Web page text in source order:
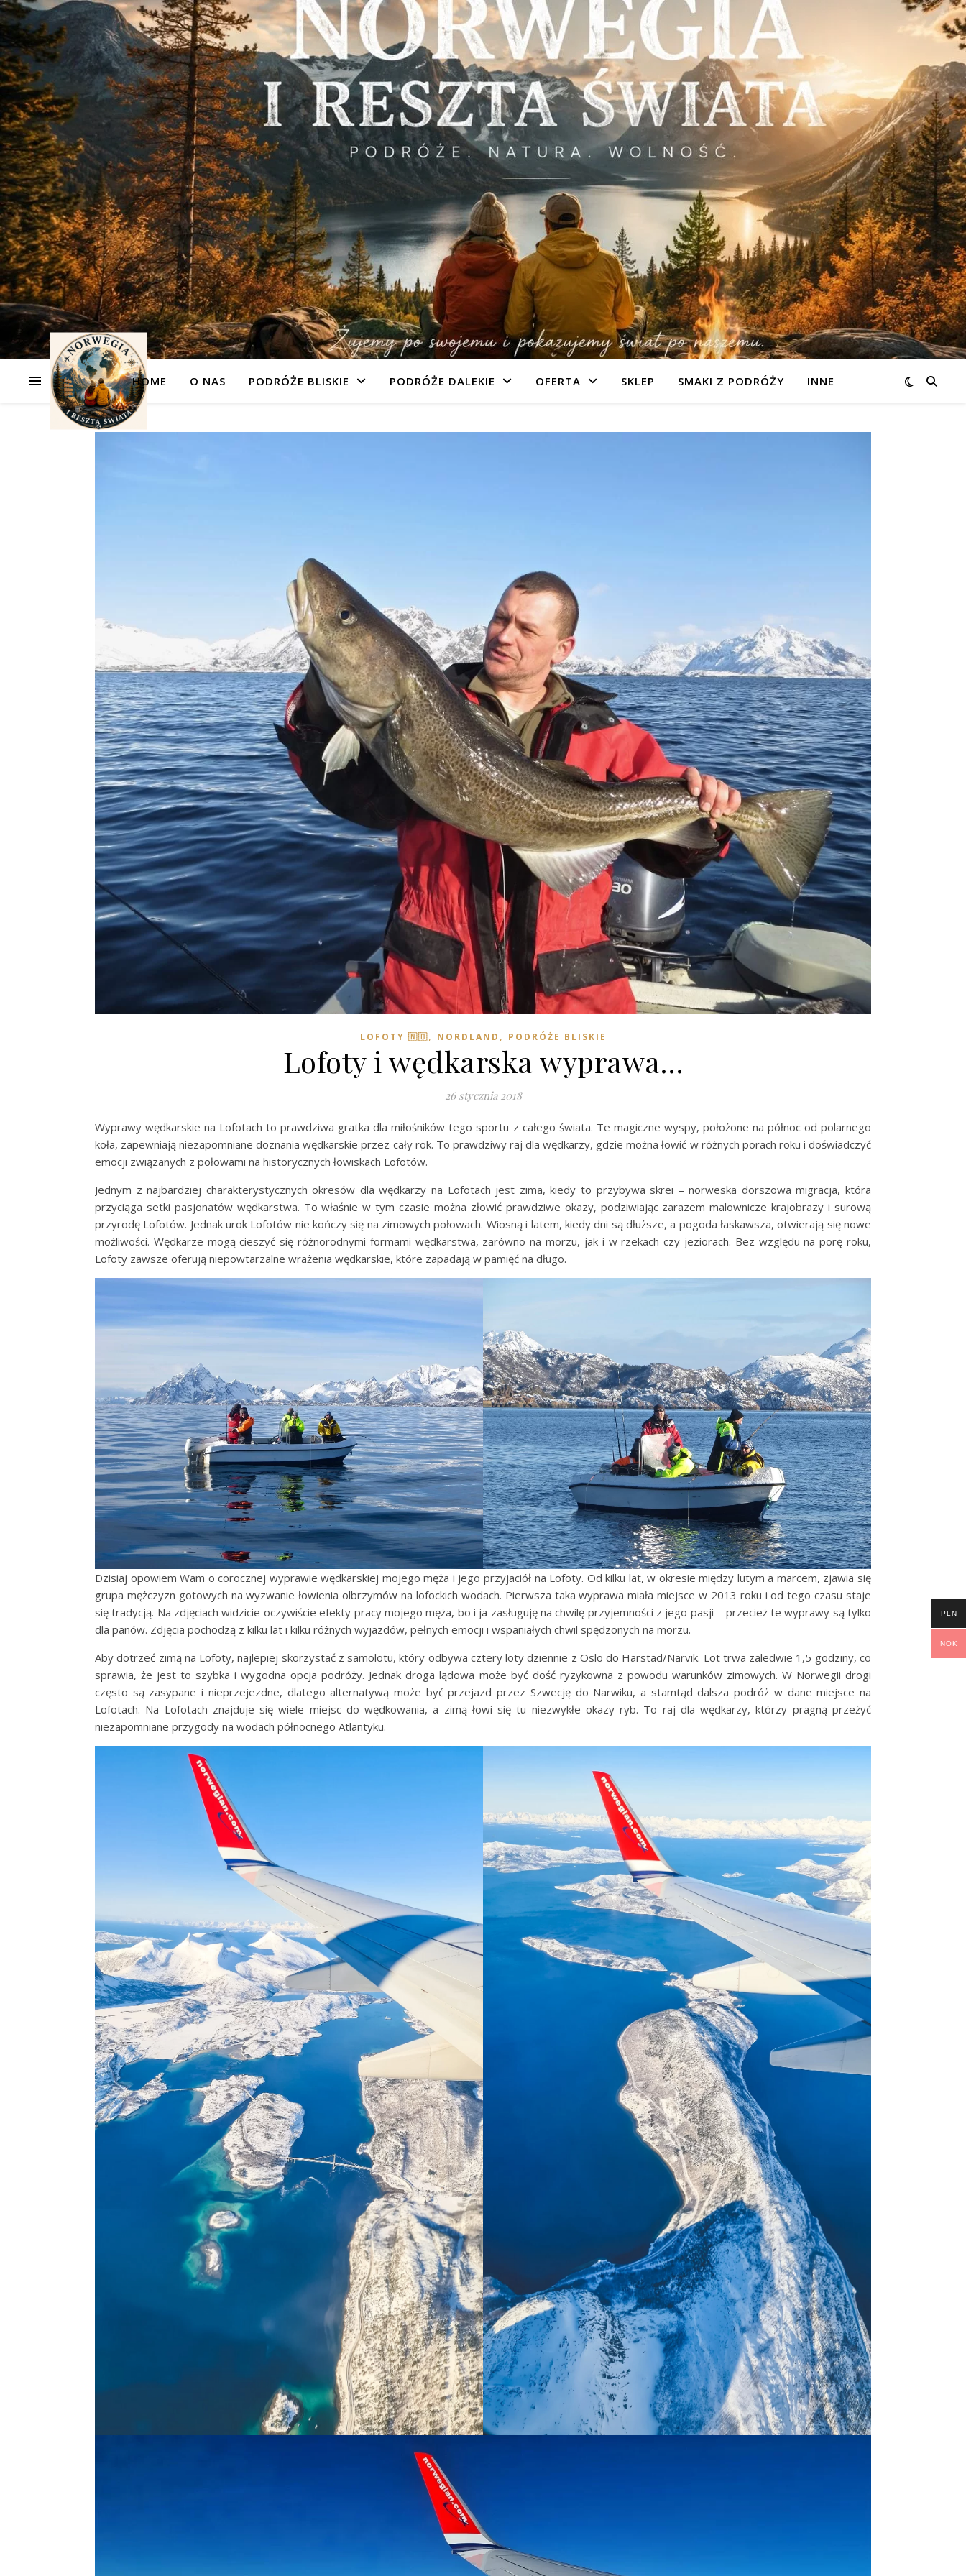
HOME O NAS PODRÓŻE BLISKIE PODRÓŻE DALEKIE OFERTA SKLEP SMAKI Z PODRÓŻY INNE
LOFOTY 🇳🇴, NORDLAND , PODRÓŻE BLISKIE
Lofoty i wędkarska wyprawa…
26 stycznia 2018
Wyprawy wędkarskie na Lofotach to prawdziwa gratka dla miłośników tego sportu z całego świata. Te magiczne wyspy, położone na północ od polarnego
koła, zapewniają niezapomniane doznania wędkarskie przez cały rok. To prawdziwy raj dla wędkarzy, gdzie można łowić w różnych porach roku i doświadczyć
emocji związanych z połowami na historycznych łowiskach Lofotów.
Jednym z najbardziej charakterystycznych okresów dla wędkarzy na Lofotach jest zima, kiedy to przybywa skrei – norweska dorszowa migracja, która
przyciąga setki pasjonatów wędkarstwa. To właśnie w tym czasie można złowić prawdziwe okazy, podziwiając zarazem malownicze krajobrazy i surową
przyrodę Lofotów. Jednak urok Lofotów nie kończy się na zimowych połowach. Wiosną i latem, kiedy dni są dłuższe, a pogoda łaskawsza, otwierają się nowe
możliwości. Wędkarze mogą cieszyć się różnorodnymi formami wędkarstwa, zarówno na morzu, jak i w rzekach czy jeziorach. Bez względu na porę roku,
Lofoty zawsze oferują niepowtarzalne wrażenia wędkarskie, które zapadają w pamięć na długo.
Dzisiaj opowiem Wam o corocznej wyprawie wędkarskiej mojego męża i jego przyjaciół na Lofoty. Od kilku lat, w okresie między lutym a marcem, zjawia się
grupa mężczyzn gotowych na wyzwanie łowienia olbrzymów na lofockich wodach. Pierwsza taka wyprawa miała miejsce w 2013 roku i od tego czasu staje
się tradycją. Na zdjęciach widzicie oczywiście efekty pracy mojego męża, bo i ja zasługuję na chwilę przyjemności z jego pasji – przecież te wyprawy są tylko
dla panów. Zdjęcia pochodzą z kilku lat i kilku różnych wyjazdów, pełnych emocji i wspaniałych chwil spędzonych na morzu.
Aby dotrzeć zimą na Lofoty, najlepiej skorzystać z samolotu, który odbywa cztery loty dziennie z Oslo do Harstad/Narvik. Lot trwa zaledwie 1,5 godziny, co
sprawia, że jest to szybka i wygodna opcja podróży. Jednak droga lądowa może być dość ryzykowna z powodu warunków zimowych. W Norwegii drogi
często są zasypane i nieprzejezdne, dlatego alternatywą może być przejazd przez Szwecję do Narwiku, a stamtąd dalsza podróż w dane miejsce na
Lofotach. Na Lofotach znajduje się wiele miejsc do wędkowania, a zimą łowi się tu niezwykłe okazy ryb. To raj dla wędkarzy, którzy pragną przeżyć
niezapomniane przygody na wodach północnego Atlantyku.
PLN
NOK